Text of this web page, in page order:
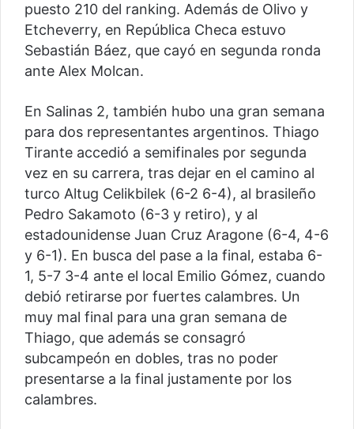
puesto 210 del ranking. Además de Olivo y
Etcheverry, en República Checa estuvo
Sebastián Báez, que cayó en segunda ronda
ante Alex Molcan.
En Salinas 2, también hubo una gran semana
para dos representantes argentinos. Thiago
Tirante accedió a semifinales por segunda
vez en su carrera, tras dejar en el camino al
turco Altug Celikbilek (6-2 6-4), al brasileño
Pedro Sakamoto (6-3 y retiro), y al
estadounidense Juan Cruz Aragone (6-4, 4-6
y 6-1). En busca del pase a la final, estaba 6-
1, 5-7 3-4 ante el local Emilio Gómez, cuando
debió retirarse por fuertes calambres. Un
muy mal final para una gran semana de
Thiago, que además se consagró
subcampeón en dobles, tras no poder
presentarse a la final justamente por los
calambres.